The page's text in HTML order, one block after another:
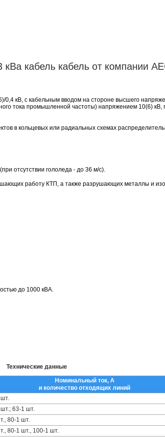
кабель кабель от компании
кВ, с кабельным вводом на стороне высшего
тока промышленной частоты) напряжением 10(6) кВ,
в кольцевых или радиальных схемах
отсутствии гололеда - до 36 м/с).
работу КТП, а также разрушающих металлы и
до 1000 кВА.
Технические данные
Номинальный ток, А
и количество отходящих линий
63-1 шт.
80-1 шт.
80-1 шт., 100-1 шт.